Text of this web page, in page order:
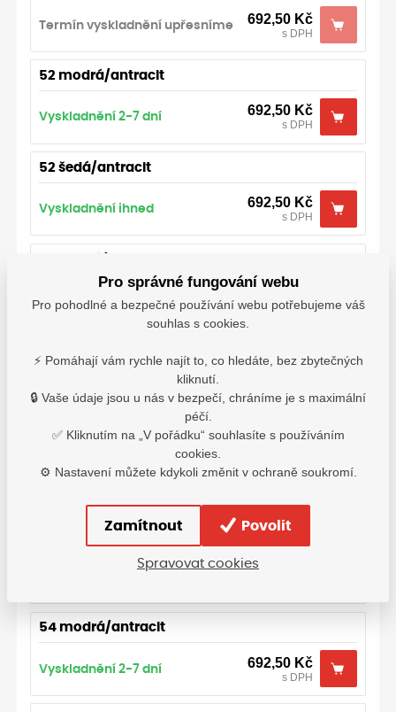
Termín vyskladnění upřesníme 692,50 Kč
s DPH
52 modrá/antracit
Vyskladnění 2-7 dní 692,50 Kč
s DPH
52 šedá/antracit
Vyskladnění ihned 692,50 Kč
s DPH
Vyskladnění 2-7 dní
s DPH
Vyskladnění 2-7 dní
s DPH
54 černá/antracit
692,50Kč
692,50
54 modrá/antracit
Vyskladnění 2-7 dní 692,50 Kč
s DPH
Pro správné fungování webu
Pro pohodlné a bezpečné používání webu potřebujeme váš
souhlas s cookies.
⚡ Pomáhají vám rychle najít to, co hledáte, bez zbytečných
kliknutí.
🔒 Vaše údaje jsou u nás v bezpečí, chráníme je s maximální
péčí.
✅ Kliknutím na „V pořádku“ souhlasíte s používáním
cookies.
⚙️ Nastavení můžete kdykoli změnit v ochraně soukromí.
Zamítnout Povolit
Spravovat cookies